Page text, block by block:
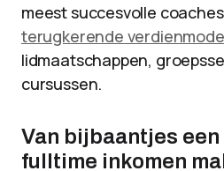
meest succesvolle
terugkerende
lidmaatschappen,
cursussen.
Van bijbaantjes
fulltime inkomen